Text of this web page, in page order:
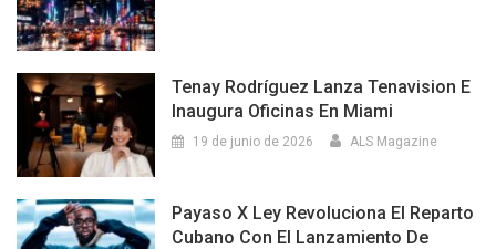
Tenay Rodríguez Lanza Tenavision E
Inaugura Oficinas En Miami
19 de junio de 2026 ALS Magazine
Payaso X Ley Revoluciona El Reparto
Cubano Con El Lanzamiento De